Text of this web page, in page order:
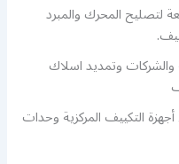
لتصليح المحرك والمبرد
وتمديد اسلاك
التكييف المركزية وحدات